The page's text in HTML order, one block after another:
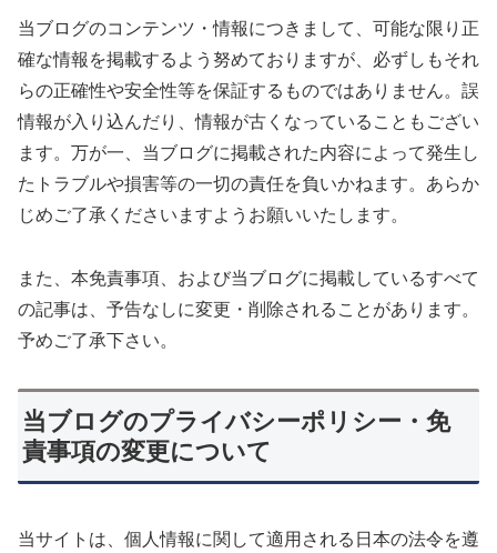
当ブログのコンテンツ・情報につきまして、可能な限り正
確な情報を掲載するよう努めておりますが、必ずしもそれ
らの正確性や安全性等を保証するものではありません。誤
情報が入り込んだり、情報が古くなっていることもござい
ます。万が一、当ブログに掲載された内容によって発生し
たトラブルや損害等の一切の責任を負いかねます。あらか
じめご了承くださいますようお願いいたします。
また、本免責事項、および当ブログに掲載しているすべて
の記事は、予告なしに変更・削除されることがあります。
予めご了承下さい。
当ブログのプライバシーポリシー・免
責事項の変更について
当サイトは、個人情報に関して適用される日本の法令を遵